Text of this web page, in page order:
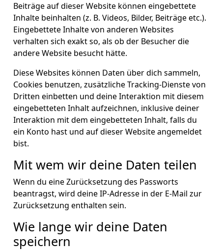
Beiträge auf dieser Website können eingebettete
Inhalte beinhalten (z. B. Videos, Bilder, Beiträge etc.).
Eingebettete Inhalte von anderen Websites
verhalten sich exakt so, als ob der Besucher die
andere Website besucht hätte.
Diese Websites können Daten über dich sammeln,
Cookies benutzen, zusätzliche Tracking-Dienste von
Dritten einbetten und deine Interaktion mit diesem
eingebetteten Inhalt aufzeichnen, inklusive deiner
Interaktion mit dem eingebetteten Inhalt, falls du
ein Konto hast und auf dieser Website angemeldet
bist.
Mit wem wir deine Daten teilen
Wenn du eine Zurücksetzung des Passworts
beantragst, wird deine IP-Adresse in der E-Mail zur
Zurücksetzung enthalten sein.
Wie lange wir deine Daten
speichern